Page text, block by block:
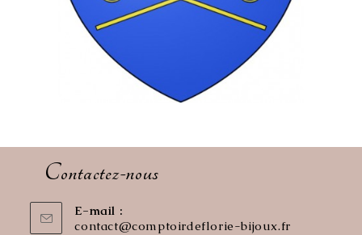
Contactez-nous
E-mail :
contact@comptoirdeflorie-bijoux.frS’ouvre